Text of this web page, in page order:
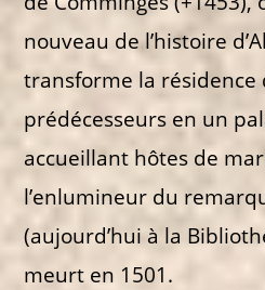
nouveau de l’histoire
transforme la résidence
prédécesseurs en un
accueillant hôtes de
l’enlumineur du
(aujourd’hui à la
meurt en 1501.